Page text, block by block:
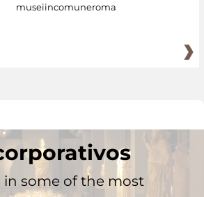
museiincomuneroma
some of the most